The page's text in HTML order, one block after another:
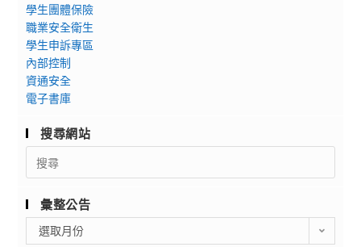
學生團體保險
職業安全衛生
學生申訴專區
內部控制
資通安全
電子書庫
搜尋網站
Search
for:
彙整公告
整
選取月份